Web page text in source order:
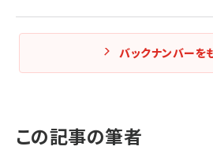
バックナンバーを
この記事の筆者